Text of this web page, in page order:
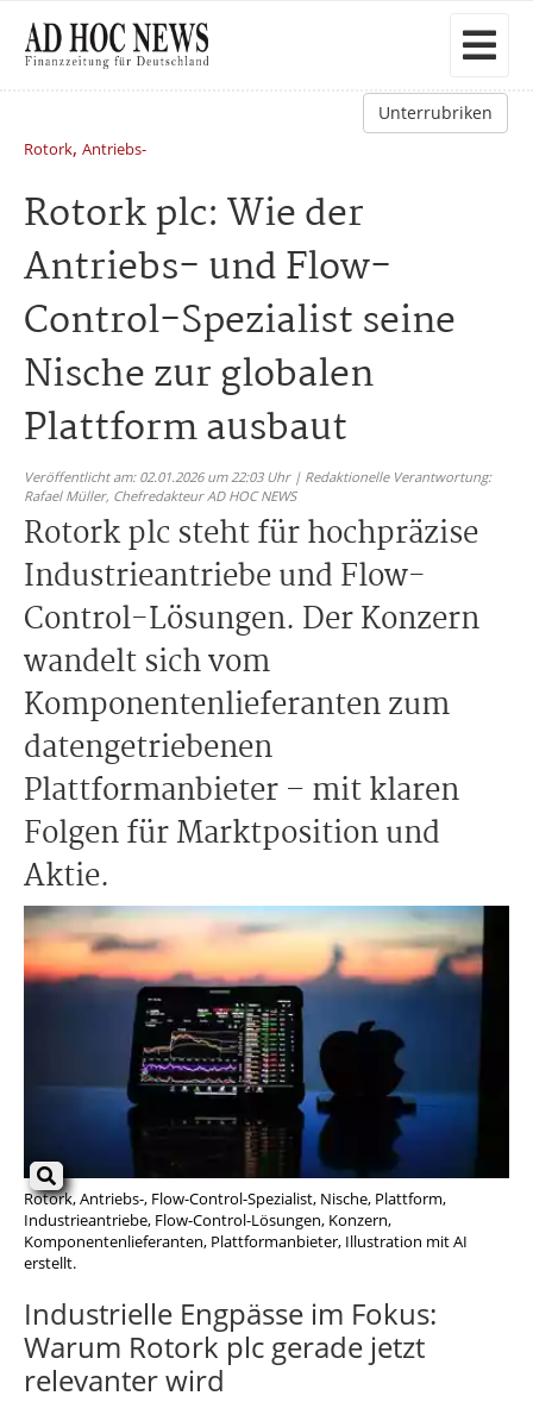
Unterrubriken
Rotork, Antriebs-
Rotork plc: Wie der
Antriebs- und Flow-
Control-Spezialist seine
Nische zur globalen
Plattform ausbaut
Veröffentlicht am: 02.01.2026 um 22:03 Uhr | Redaktionelle Verantwortung:
Rafael Müller, Chefredakteur AD HOC NEWS
Rotork plc steht für hochpräzise
Industrieantriebe und Flow-
Control-Lösungen. Der Konzern
wandelt sich vom
Komponentenlieferanten zum
datengetriebenen
Plattformanbieter – mit klaren
Folgen für Marktposition und
Aktie.
Rotork, Antriebs-, Flow-Control-Spezialist, Nische, Plattform,
Industrieantriebe, Flow-Control-Lösungen, Konzern,
Komponentenlieferanten, Plattformanbieter, Illustration mit AI
erstellt.
Industrielle Engpässe im Fokus:
Warum Rotork plc gerade jetzt
relevanter wird